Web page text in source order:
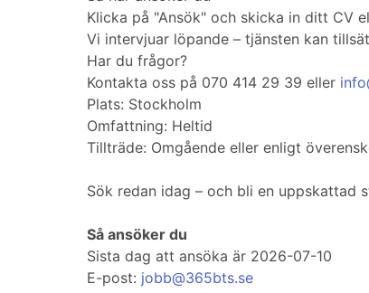
Klicka på "Ansök" och skicka in ditt CV
Vi intervjuar löpande – tjänsten kan
Har du frågor?
Kontakta oss på 070 414 29 39 eller
Plats: Stockholm
Omfattning: Heltid
Tillträde: Omgående eller enligt
Sök redan idag – och bli en uppskattad
Så ansöker du
Sista dag att ansöka är 2026-07-10
E-post: jobb@365bts.se